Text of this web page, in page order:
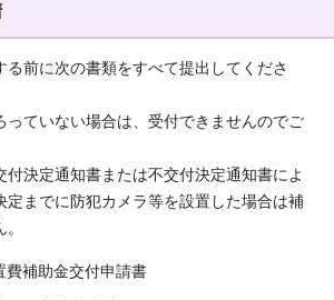
る前に次の書類をすべて提出してくださ
っていない場合は、受付できませんのでご
付決定通知書または不交付決定通知書によ
定までに防犯カメラ等を設置した場合は補
費補助金交付申請書